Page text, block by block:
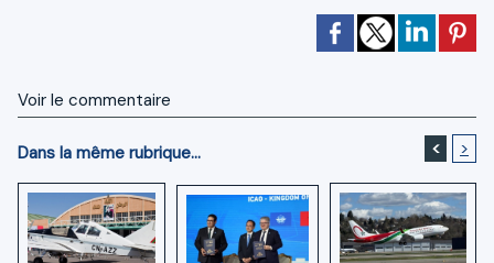
Voir le commentaire
Dans la même rubrique... < >